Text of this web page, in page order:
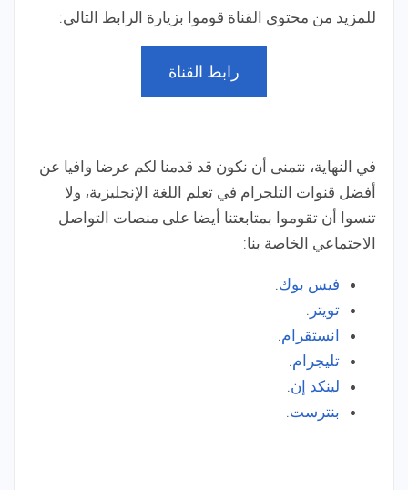
للمزيد من محتوى القناة قوموا بزيارة الرابط التالي:
رابط القناة
في النهاية، نتمنى أن نكون قد قدمنا لكم عرضا وافيا عن
أفضل قنوات التلجرام في تعلم اللغة الإنجليزية، ولا
تنسوا أن تقوموا بمتابعتنا أيضا على منصات التواصل
الاجتماعي الخاصة بنا:
فيس بوك.
تويتر .
انستقرام.
تليجرام.
لينكد إن.
بنترست.